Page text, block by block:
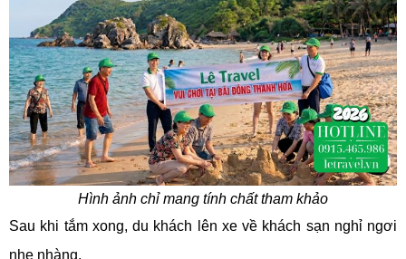
Hình ảnh chỉ mang tính chất tham khảo
Sau khi tắm xong, du khách lên xe về khách sạn nghỉ ngơi
nhẹ nhàng.